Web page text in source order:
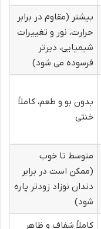
بیشتر (مقاوم در برابر
حرارت، نور و تغییرات
شیمیایی، دیرتر
فرسوده می شود)
بدون بو و طعم، کاملاً
خنثی
متوسط تا خوب
(ممکن است در برابر
دندان نوزاد زودتر پاره
شود)
کاملاً شفاف و ظاهر